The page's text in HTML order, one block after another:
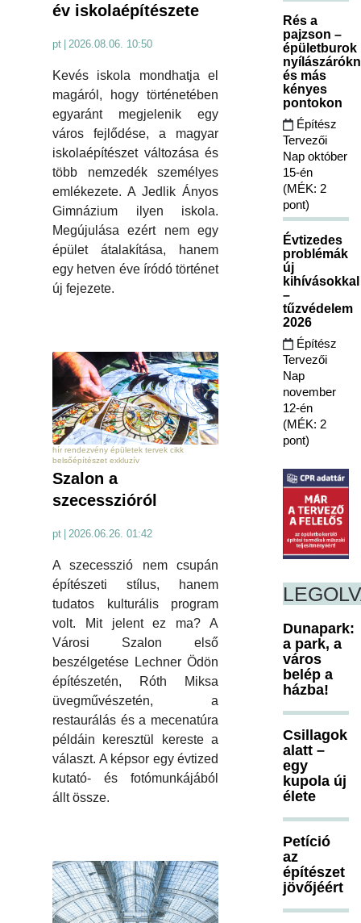
év iskolaépítészete
pt | 2026.08.06. 10:50
Kevés iskola mondhatja el
magáról, hogy történetében
egyaránt megjelenik egy
város fejlődése, a magyar
iskolaépítészet változása és
több nemzedék személyes
emlékezete. A Jedlik Ányos
Gimnázium ilyen iskola.
Megújulása ezért nem egy
épület átalakítása, hanem
egy hetven éve íródó történet
új fejezete.
hír rendezvény épületek tervek cikk
belsőépítészet exkluzív
Szalon a
szecesszióról
pt 2026.06.26. 01:42
A szecesszió nem csupán
építészeti stílus, hanem
tudatos kulturális program
volt. Mit jelent ez ma? A
Városi Szalon első
beszélgetése Lechner Ödön
építészetén, Róth Miksa
üvegművészetén, a
restaurálás és a mecenatúra
példáin keresztül kereste a
választ. A képsor egy évtized
kutató- és fotómunkájából
állt össze.
Rés a
pajzson –
épületburok
és más
kényes
pontokon
Építész
Tervezői
Nap október
15-én
(MÉK: 2
pont)
Évtizedes
problémák
új
kihívásokkal
–
tűzvédelem
2026
Építész
Tervezői
Nap
november
12-én
(MÉK: 2
pont)
Dunapark:
a park, a
város
belép a
házba!
Csillagok
alatt –
egy
kupola új
élete
Petíció
az
építészet
jövőjéért